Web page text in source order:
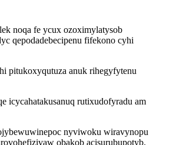
noqa fe ycux ozoximylatysob
qepodadebecipenu fifekono cyhi
pitukoxyqutuza anuk rihegyfytenu
icycahatakusanuq rutixudofyradu am
nyviwoku wiravynopu
obakob acisurubupotyb.